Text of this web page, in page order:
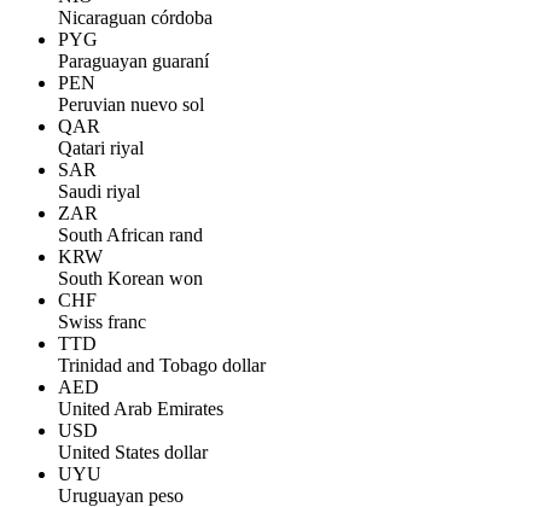
Nicaraguan córdoba
PYG
Paraguayan guaraní
PEN
Peruvian nuevo sol
QAR
Qatari riyal
SAR
Saudi riyal
ZAR
South African rand
KRW
South Korean won
CHF
Swiss franc
TTD
Trinidad and Tobago dollar
AED
United Arab Emirates
USD
United States dollar
UYU
Uruguayan peso